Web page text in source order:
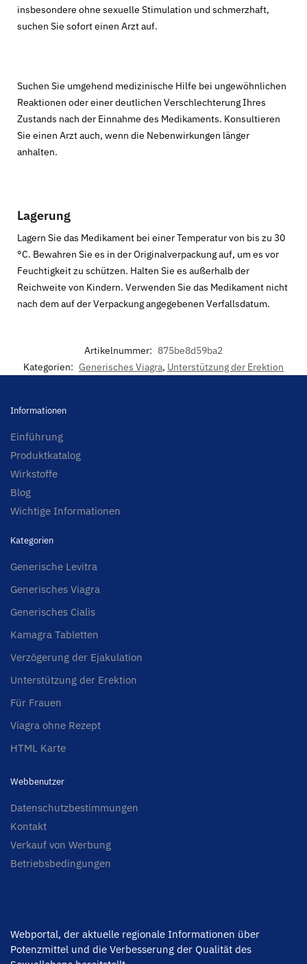
insbesondere ohne sexuelle Stimulation und schmerzhaft,
suchen Sie sofort einen Arzt auf.
Suchen Sie umgehend medizinische Hilfe bei ungewöhnlichen
Reaktionen oder einer deutlichen Verschlechterung Ihres
Zustands nach der Einnahme des Medikaments. Konsultieren
Sie einen Arzt auch, wenn die Nebenwirkungen länger
anhalten.
Lagerung
Lagern Sie das Medikament bei einer Temperatur von bis zu 30
°C. Bewahren Sie es in der Originalverpackung auf, um es vor
Feuchtigkeit zu schützen. Halten Sie es außerhalb der
Reichweite von Kindern. Verwenden Sie das Medikament nicht
nach dem auf der Verpackung angegebenen Verfallsdatum.
Artikelnummer: 875be8d59ba2
Kategorien: Generisches Viagra, Unterstützung der Erektion
Informationen
Einführung
Produktkatalog
Wirkstoffe
Blog
Wichtige Informationen
Kategorien
Generische Levitra
Generisches Viagra
Generisches Cialis
Kamagra Tabletten
Verzögerung der Ejakulation
Unterstützung der Erektion
Für Frauen
Viagra ohne Rezept
HTML Karte
Webbenutzer
Datenschutzbestimmungen
Kontakt
Verkauf von Werbung
Betriebsbedingungen
Webportal, der aktuelle regionale Informationen über
Potenzmittel und die Verbesserung der Qualität des